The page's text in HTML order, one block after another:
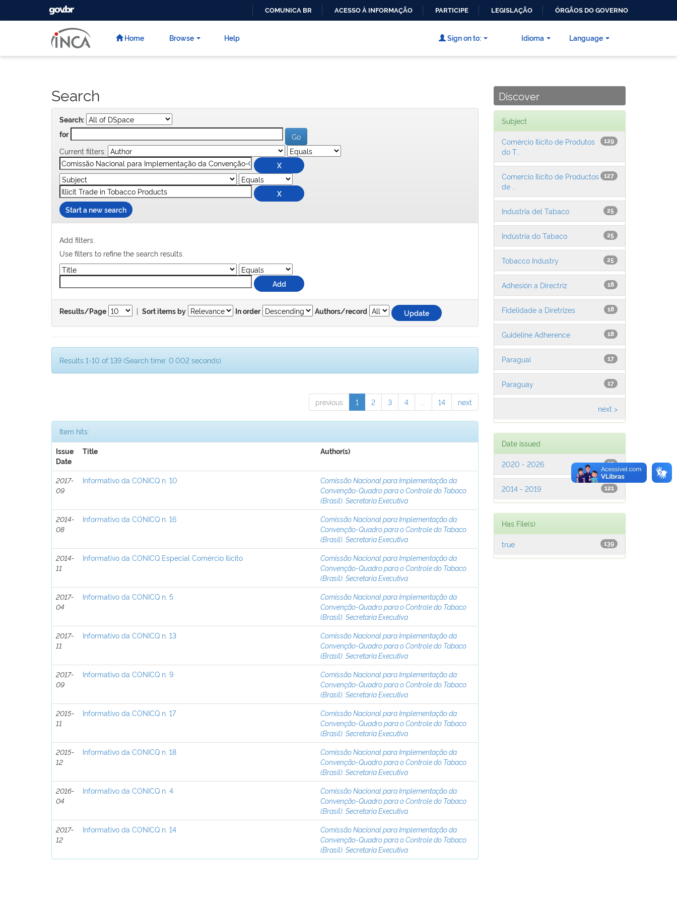
CONTEÚDO
GOVBR
COMUNICA BR ACESSO À INFORMAÇÃO PARTICIPE LEGISLAÇÃO ÓRGÃOS DO GOVERNO
Home Browse Help Language
Sign on to: Idioma
Search
Search:
for
Current filters:
Start a new search
Add filters:
Use filters to refine the search results.
Results/Page | Sort items by In order Authors/record
Results 1-10 of 139 (Search time: 0.002 seconds).
previous 1 2 3 4 14 next
Item hits:
Issue
Date
Title Author(s)
2017-
09
Informativo da CONICQ n. 10
Comissão Nacional para Implementação da
Convenção-Quadro para o Controle do Tabaco
(Brasil). Secretaria Executiva
2014-
08
Informativo da CONICQ n. 16
Comissão Nacional para Implementação da
Convenção-Quadro para o Controle do Tabaco
(Brasil). Secretaria Executiva
2014-
11
Informativo da CONICQ Especial Comércio Ilícito
Comissão Nacional para Implementação da
Convenção-Quadro para o Controle do Tabaco
(Brasil). Secretaria Executiva
2017-
04
Informativo da CONICQ n. 5
Comissão Nacional para Implementação da
Convenção-Quadro para o Controle do Tabaco
(Brasil). Secretaria Executiva
2017-
11
Informativo da CONICQ n. 13
Comissão Nacional para Implementação da
Convenção-Quadro para o Controle do Tabaco
(Brasil). Secretaria Executiva
2017-
09
Informativo da CONICQ n. 9
Comissão Nacional para Implementação da
Convenção-Quadro para o Controle do Tabaco
(Brasil). Secretaria Executiva
2015-
11
Informativo da CONICQ n. 17
Comissão Nacional para Implementação da
Convenção-Quadro para o Controle do Tabaco
(Brasil). Secretaria Executiva
2015-
12
Informativo da CONICQ n. 18
Comissão Nacional para Implementação da
Convenção-Quadro para o Controle do Tabaco
(Brasil). Secretaria Executiva
2016-
04
Informativo da CONICQ n. 4
Comissão Nacional para Implementação da
Convenção-Quadro para o Controle do Tabaco
(Brasil). Secretaria Executiva
2017-
12
Informativo da CONICQ n. 14
Comissão Nacional para Implementação da
Convenção-Quadro para o Controle do Tabaco
(Brasil). Secretaria Executiva
Discover
Subject
129
Comércio Ilícito de Produtos
do T...
127
Comercio Ilícito de Productos
de ...
25
Industria del Tabaco
25
Indústria do Tabaco
25
Tobacco Industry
18
Adhesión a Directriz
18
Fidelidade a Diretrizes
18
Guideline Adherence
17
Paraguai
17
Paraguay
next >
Date issued
13
2020 - 2026
121
2014 - 2019
Has File(s)
139
true